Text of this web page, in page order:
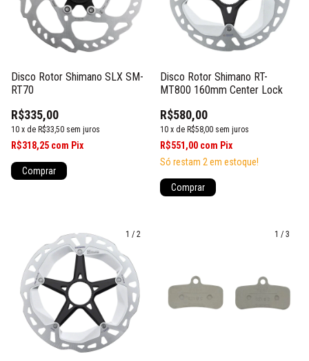
Disco Rotor Shimano SLX SM-
RT70
R$335,00
10 x de R$33,50 sem juros
R$318,25 com Pix
Comprar
Disco Rotor Shimano RT-
MT800 160mm Center Lock
R$580,00
10 x de R$58,00 sem juros
R$551,00 com Pix
Só restam 2 em estoque!
Comprar
1 / 2 1 / 3